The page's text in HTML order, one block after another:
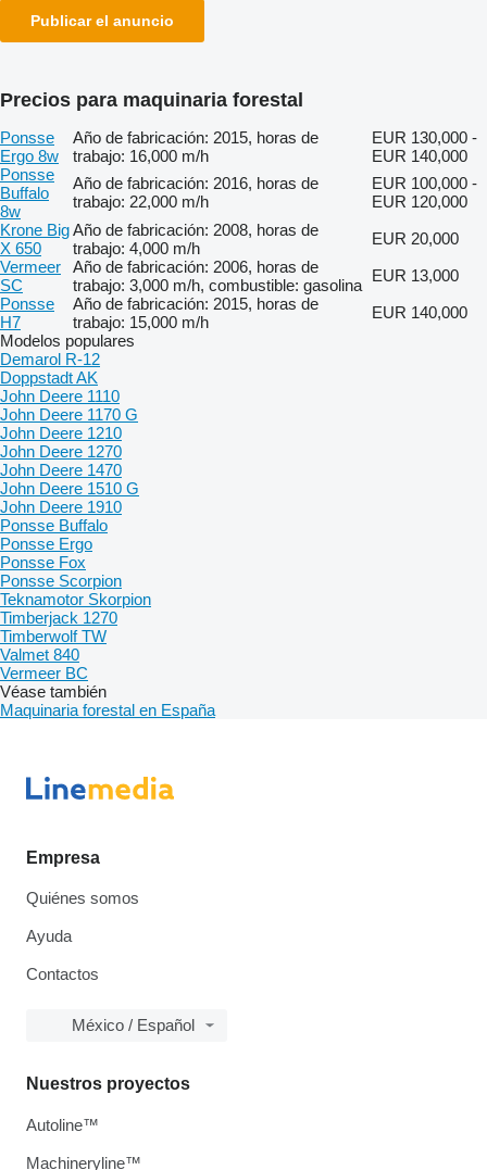
Publicar el anuncio
Precios para maquinaria forestal
Ponsse
Ergo 8w
Año de fabricación: 2015, horas de
trabajo: 16,000 m/h
EUR 130,000 -
EUR 140,000
Ponsse
Buffalo
8w
Año de fabricación: 2016, horas de
trabajo: 22,000 m/h
EUR 100,000 -
EUR 120,000
Krone Big
X 650
Año de fabricación: 2008, horas de
trabajo: 4,000 m/h
EUR 20,000
Vermeer
SC
Año de fabricación: 2006, horas de
trabajo: 3,000 m/h, combustible: gasolina
EUR 13,000
Ponsse
H7
Año de fabricación: 2015, horas de
trabajo: 15,000 m/h
EUR 140,000
Modelos populares
Demarol R-12
Doppstadt AK
John Deere 1110
John Deere 1170 G
John Deere 1210
John Deere 1270
John Deere 1470
John Deere 1510 G
John Deere 1910
Ponsse Buffalo
Ponsse Ergo
Ponsse Fox
Ponsse Scorpion
Teknamotor Skorpion
Timberjack 1270
Timberwolf TW
Valmet 840
Vermeer BC
Véase también
Maquinaria forestal en España
Empresa
Quiénes somos
Ayuda
Contactos
México / Español
Nuestros proyectos
Autoline™
Machineryline™